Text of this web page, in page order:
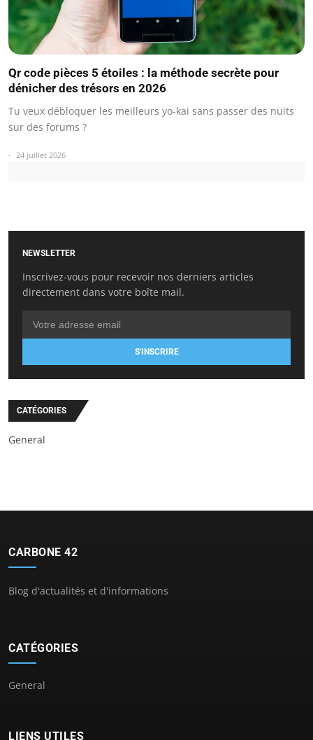
Qr code pièces 5 étoiles : la méthode secrète pour
dénicher des trésors en 2026
Tu veux débloquer les meilleurs yo-kai sans passer des nuits
sur des forums ?
24 juillet 2026
NEWSLETTER
Inscrivez-vous pour recevoir nos derniers articles
directement dans votre boîte mail.
S'INSCRIRE
CATÉGORIES
General
CARBONE 42
Blog d'actualités et d'informations
CATÉGORIES
General
LIENS UTILES